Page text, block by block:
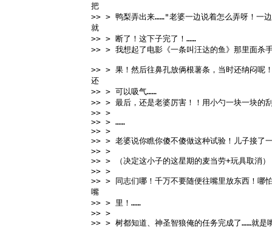
把
>> > 鸭梨弄出来……"老婆一边说着怎么弄呀！一
就
>> > 断了！这下子完了！……
>> > 我想起了电影《一条叫汪达的鱼》那里面杀
>> > 果！然后往鼻孔放俩根薯条，当时还纳闷呢
还
>> > 可以吸气……
>> > 最后，还是老婆厉害！！用小勺一块一块的
>> >
>> > ……
>> >
>> > 老婆说你瞧你傻不傻做这种试验！儿子接了
>> >
>> > （决定这小子的这星期的麦当劳+玩具取消
>> >
>> > 同志们哪！千万不要随便往嘴里放东西！哪
嘴
>> > 里！……
>> >
>> > 树都知道、神圣智狼俺的任务完成了……就是